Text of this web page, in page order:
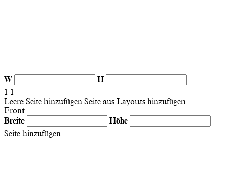
W
H
1 1
Leere Seite hinzufügen Seite aus Layouts hinzufügen
Front
Breite
Höhe
Seite hinzufügen